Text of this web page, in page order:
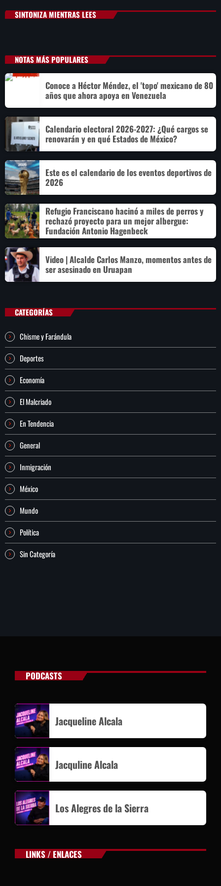
SINTONIZA MIENTRAS LEES
NOTAS MÁS POPULARES
Conoce a Héctor Méndez, el 'topo' mexicano de 80
años que ahora apoya en Venezuela
Calendario electoral 2026-2027: ¿Qué cargos se
renovarán y en qué Estados de México?
Este es el calendario de los eventos deportivos de
2026
Refugio Franciscano hacinó a miles de perros y
rechazó proyecto para un mejor albergue:
Fundación Antonio Hagenbeck
Video | Alcalde Carlos Manzo, momentos antes de
ser asesinado en Uruapan
CATEGORÍAS
Chisme y Farándula
Deportes
Economía
El Malcriado
En Tendencia
General
Inmigración
México
Mundo
Política
Sin Categoría
PODCASTS
Jacqueline Alcala
Jacquline Alcala
Los Alegres de la Sierra
LINKS / ENLACES